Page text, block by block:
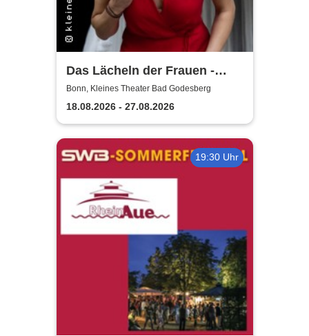
Das Lächeln der Frauen -
kleines theater Bad
Godesberg
Bonn, Kleines Theater Bad Godesberg
18.08.2026 - 27.08.2026
19:30 Uhr